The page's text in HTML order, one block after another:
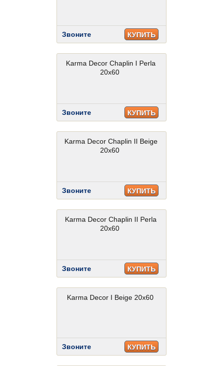
Звоните КУПИТЬ
Karma Decor Chaplin I Perla
20x60
Звоните КУПИТЬ
Karma Decor Chaplin II Beige
20x60
Звоните КУПИТЬ
Karma Decor Chaplin II Perla
20x60
Звоните КУПИТЬ
Karma Decor I Beige 20x60
Звоните КУПИТЬ